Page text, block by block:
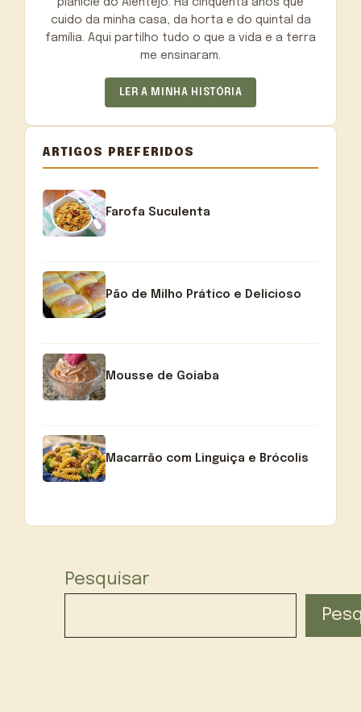
cuido da minha casa, da horta e do quintal da
família. Aqui partilho tudo o que a vida e a terra
me ensinaram.
LER A MINHA HISTÓRIA
ARTIGOS PREFERIDOS
Farofa Suculenta
Pão de Milho Prático e Delicioso
Mousse de Goiaba
Macarrão com Linguiça e Brócolis
Pesquisar